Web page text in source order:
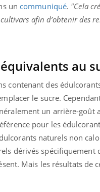
un communiqué. "Cela
afin d’obtenir des
au
contenant des
le sucre.
un arrière-goût
pour les
naturels non
dérivés spécifiquement
Mais les résultats de